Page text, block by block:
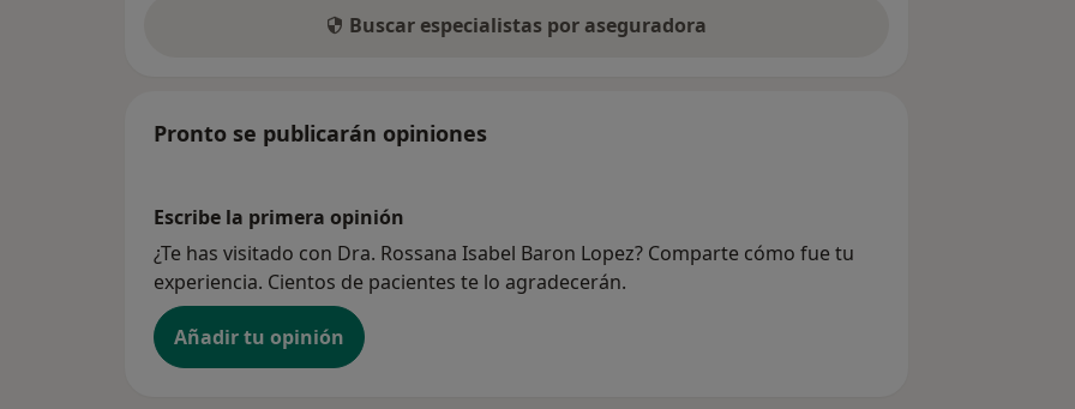
Buscar especialistas por aseguradora
Pronto se publicarán opiniones
Escribe la primera opinión
¿Te has visitado con Dra. Rossana Isabel Baron Lopez? Comparte cómo fue tu
experiencia. Cientos de pacientes te lo agradecerán.
Añadir tu opinión